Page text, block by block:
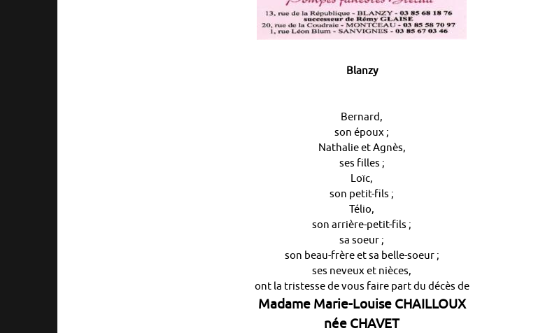
Blanzy
Bernard,
son époux ;
Nathalie et Agnès,
ses filles ;
Loïc,
son petit-fils ;
Télio,
son arrière-petit-fils ;
sa soeur ;
son beau-frère et sa belle-soeur ;
ses neveux et nièces,
ont la tristesse de vous faire part du décès de
Madame Marie-Louise CHAILLOUX
née CHAVET